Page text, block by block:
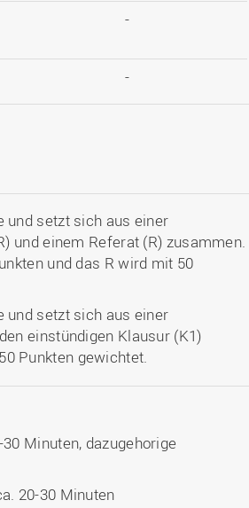
-
-
und setzt sich aus einer
und einem Referat (R) zusammen.
und das R wird mit 50
und setzt sich aus einer
einstündigen Klausur (K1)
Punkten gewichtet.
Minuten, dazugehorige
20-30 Minuten